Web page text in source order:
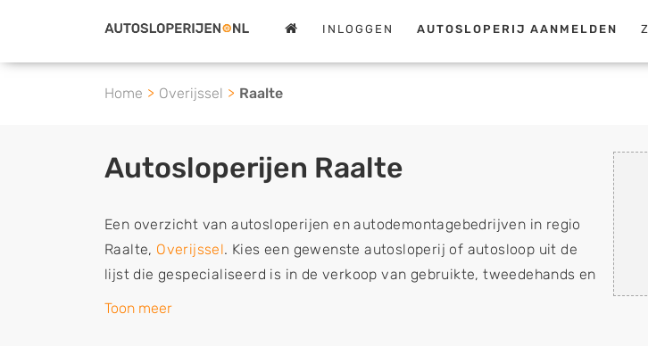
INLOGGEN AUTOSLOPERIJ AANMELDEN
Home Overijssel Raalte
Autosloperijen Raalte
Een overzicht van autosloperijen en autodemontagebedrijven in regio
Raalte, Overijssel. Kies een gewenste autosloperij of autosloop uit de
lijst die gespecialiseerd is in de verkoop van gebruikte, tweedehands en
sloopauto onderdelen of in de inkoop van sloopauto's, schadeauto's en
Toon meer